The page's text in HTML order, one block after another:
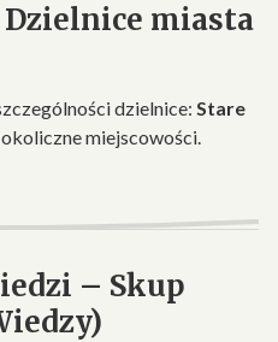
Dzielnice miasta
dzielnice: Stare
miejscowości.
– Skup